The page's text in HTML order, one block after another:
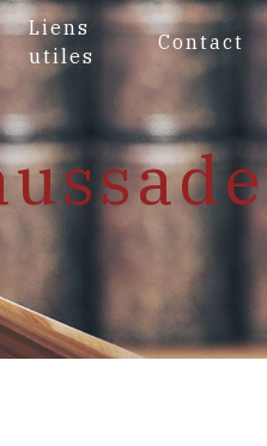
Liens
utiles
Contact